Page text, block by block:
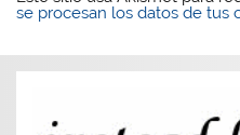
se procesan los datos de tus